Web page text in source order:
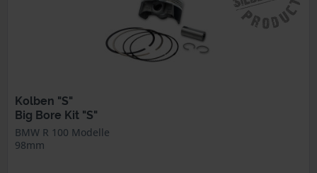
Kolben "S"
Big Bore Kit "S"
BMW R 100 Modelle
98mm